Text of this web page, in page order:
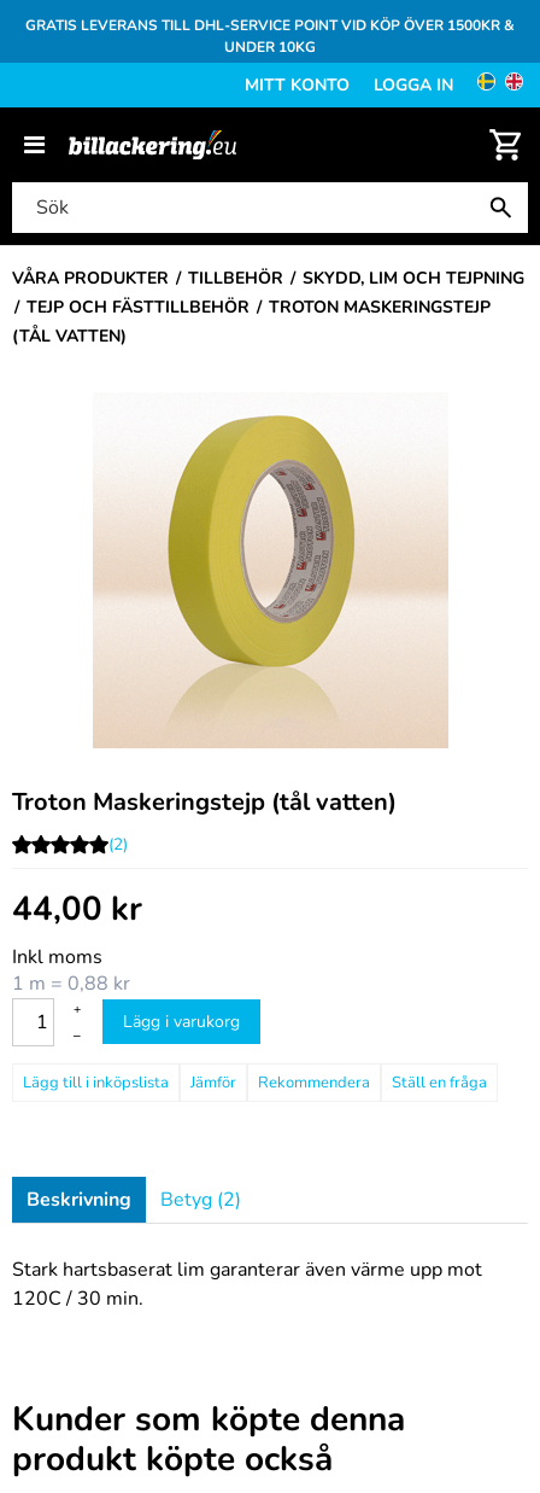
GRATIS LEVERANS TILL DHL-SERVICE POINT VID KÖP ÖVER 1500KR &
UNDER 10KG
MITT KONTO LOGGA IN
VÅRA PRODUKTER TILLBEHÖR
SKYDD, LIM OCH TEJPNING
TEJP OCH FÄSTTILLBEHÖR
TROTON MASKERINGSTEJP
(TÅL VATTEN)
Troton Maskeringstejp (tål vatten)
(2)
44,00 kr
Inkl moms
1 m = 0,88 kr
+
–
Lägg i varukorg
Jämför Rekommendera Ställ en fråga
Beskrivning Betyg (2)
Stark hartsbaserat lim garanterar även värme upp mot
120C / 30 min.
Kunder som köpte denna
produkt köpte också